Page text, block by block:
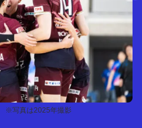
※写真は2025年撮影